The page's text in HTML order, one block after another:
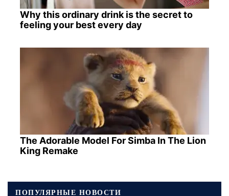
Why this ordinary drink is the secret to
feeling your best every day
The Adorable Model For Simba In The Lion
King Remake
ПОПУЛЯРНЫЕ НОВОСТИ